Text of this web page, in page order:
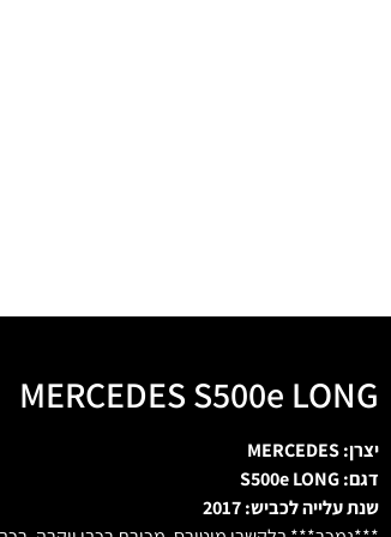
MERCEDES S500e LONG
יצרן: MERCEDES
דגם: S500e LONG
שנת עלייה לכביש: 2017